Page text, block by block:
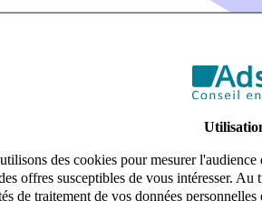
des cookies pour mesurer
offres susceptibles de vous intéresser.
de traitement de vos données